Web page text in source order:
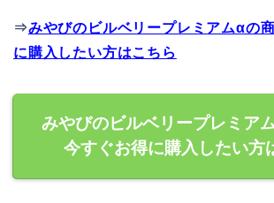
⇒みやびのビルベリープレミアムαの
に購入したい方はこちら
みやびのビルベリープレミア
今すぐお得に購入したい方